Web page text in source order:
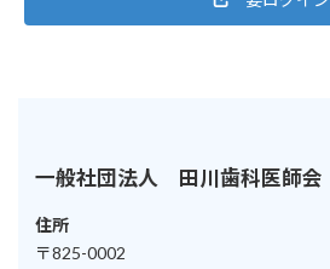
一般社団法人 田川歯科医師会
住所
〒825-0002